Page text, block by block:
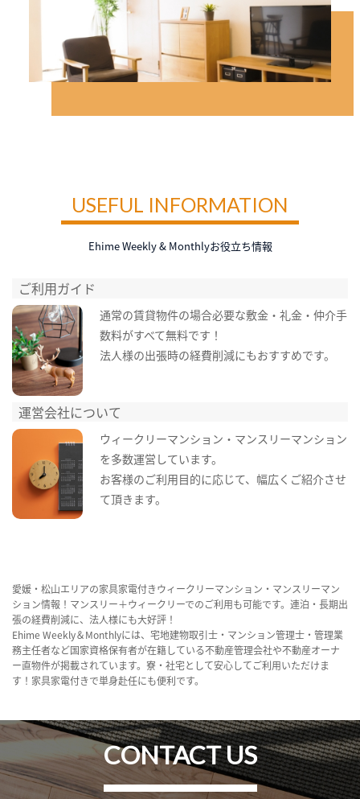
USEFUL INFORMATION
Ehime Weekly & Monthlyお役立ち情報
ご利用ガイド
通常の賃貸物件の場合必要な敷金・礼金・仲介手
数料がすべて無料です！
法人様の出張時の経費削減にもおすすめです。
運営会社について
ウィークリーマンション・マンスリーマンション
を多数運営しています。
お客様のご利用目的に応じて、幅広くご紹介させ
て頂きます。
愛媛・松山エリアの家具家電付きウィークリーマンション・マンスリーマン
ション情報！マンスリー＋ウィークリーでのご利用も可能です。連泊・長期出
張の経費削減に、法人様にも大好評！
Ehime Weekly＆Monthlyには、宅地建物取引士・マンション管理士・管理業
務主任者など国家資格保有者が在籍している不動産管理会社や不動産オーナ
ー直物件が掲載されています。寮・社宅として安心してご利用いただけま
す！家具家電付きで単身赴任にも便利です。
CONTACT US